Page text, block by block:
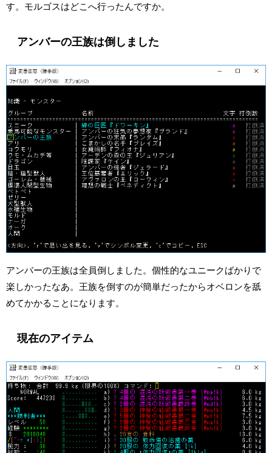
す。モルゴスはどこへ行ったんですか。
アンバーの王族は倒しました
アンバーの王族は全員倒しました。個性的なユニークばかりで
楽しかったなあ。王族を倒すのが簡単だったからオベロンを舐
めてかかることになります。
現在のアイテム